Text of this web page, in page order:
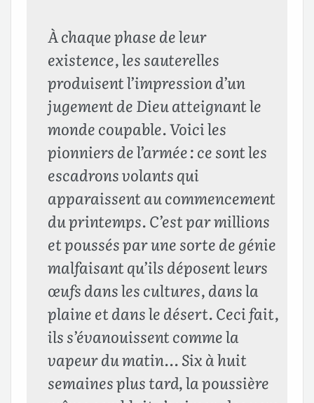
À chaque phase de leur
existence, les sauterelles
produisent l’impression d’un
jugement de Dieu atteignant le
monde coupable. Voici les
pionniers de l’armée : ce sont les
escadrons volants qui
apparaissent au commencement
du printemps. C’est par millions
et poussés par une sorte de génie
malfaisant qu’ils déposent leurs
œufs dans les cultures, dans la
plaine et dans le désert. Ceci fait,
ils s’évanouissent comme la
vapeur du matin… Six à huit
semaines plus tard, la poussière